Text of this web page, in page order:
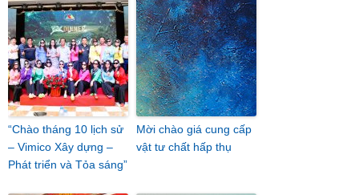
“Chào tháng 10 lịch sử
– Vimico Xây dựng –
Phát triển và Tỏa sáng”
Mời chào giá cung cấp
vật tư chất hấp thụ